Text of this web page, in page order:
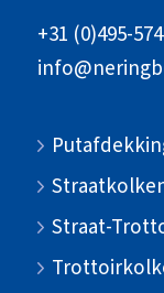
+31 (0)495-
Straat-